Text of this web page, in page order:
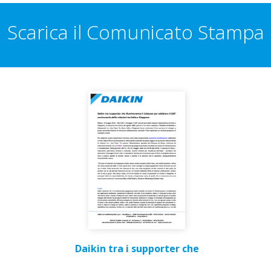
Scarica il Comunicato Stampa
Daikin tra i supporter che